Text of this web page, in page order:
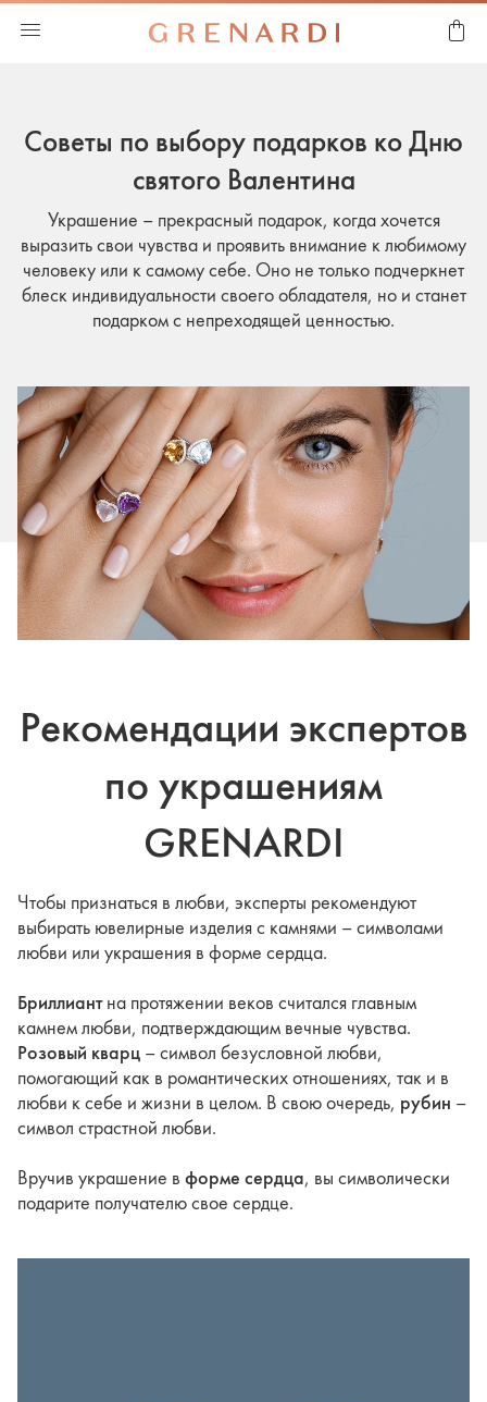
Советы по выбору подарков ко Дню
святого Валентина
Украшение – прекрасный подарок, когда хочется
выразить свои чувства и проявить внимание к любимому
человеку или к самому себе. Оно не только подчеркнет
блеск индивидуальности своего обладателя, но и станет
подарком с непреходящей ценностью.
Рекомендации экспертов
по украшениям
GRENARDI
Чтобы признаться в любви, эксперты рекомендуют
выбирать ювелирные изделия с камнями – символами
любви или украшения в форме сердца.
Бриллиантна протяжении веков считался главным
камнем любви, подтверждающим вечные чувства.
Розовый кварц – символ безусловной любви,
помогающий как в романтических отношениях, так и в
любви к себе и жизни в целом. В свою очередь, рубин –
символ страстной любви.
Вручив украшение в форме сердца, вы символически
подарите получателю свое сердце.